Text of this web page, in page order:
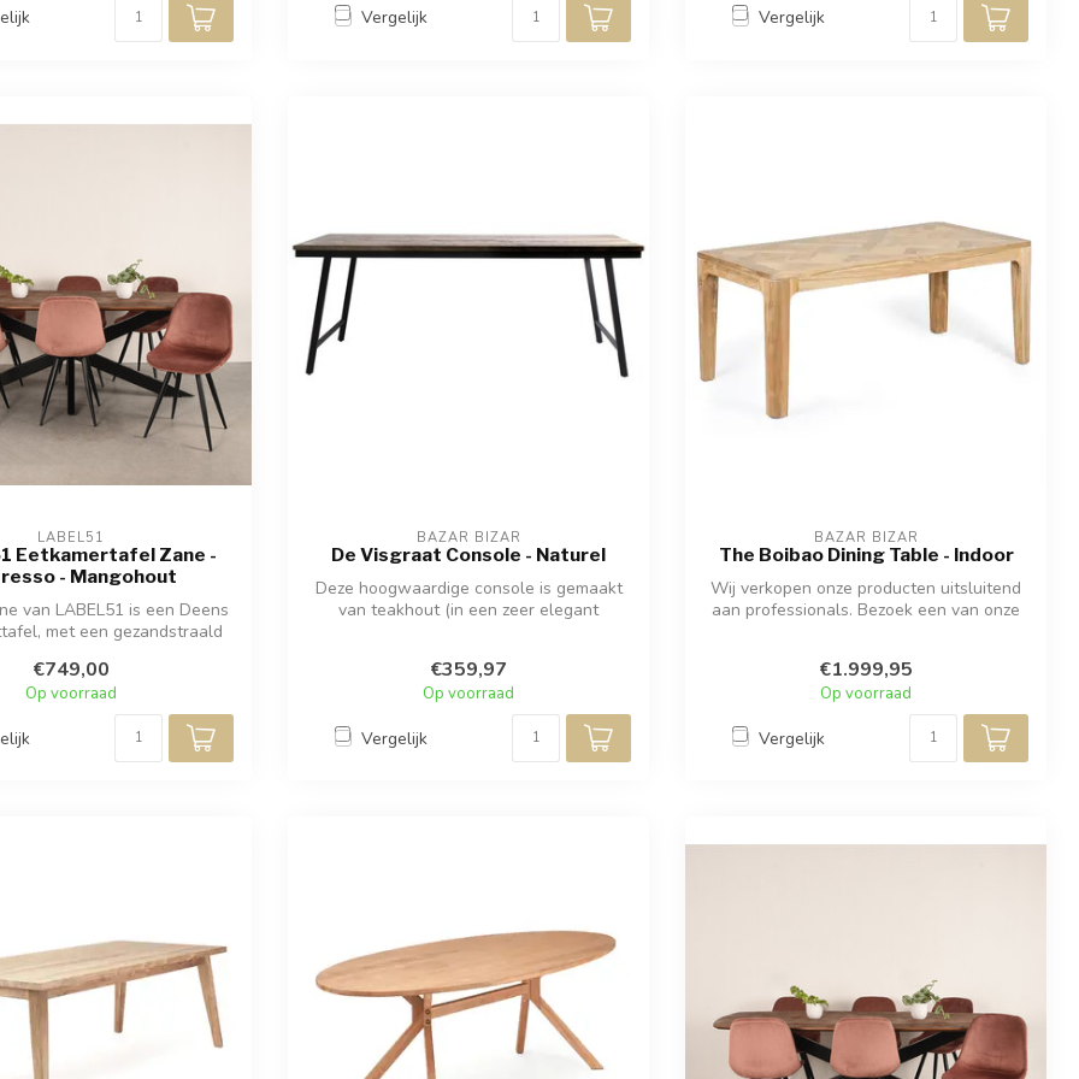
Vergelijk Vergelijk
LABEL51
Eetkamertafel Zane -
- Mangohout
van LABEL51 is een Deens
met een gezandstraald
€749,00
Op voorraad
BAZAR BIZAR
De Visgraat Console - Naturel
Deze hoogwaardige console is gemaakt
van teakhout (in een zeer elegant
€359,97
Op voorraad
Vergelijk
BAZAR BIZAR
The Boibao Dining Table - Indoor
Wij verkopen onze producten uitsluitend
aan professionals. Bezoek een van onze
€1.999,95
Op voorraad
Vergelijk